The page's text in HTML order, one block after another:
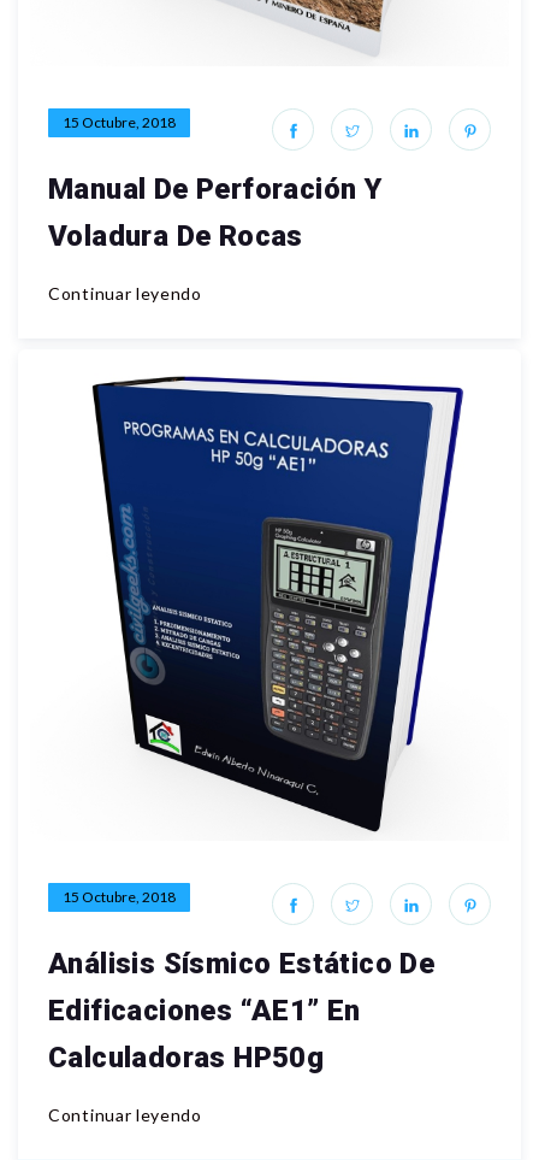
15 Octubre, 2018
Manual De Perforación Y
Voladura De Rocas
Continuar leyendo
15 Octubre, 2018
Análisis Sísmico Estático De
Edificaciones “AE1” En
Calculadoras HP50g
Continuar leyendo